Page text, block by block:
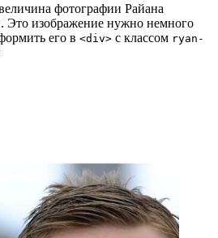
фотографии Райана
Это изображение нужно немного
его в <div> с классом ryan-